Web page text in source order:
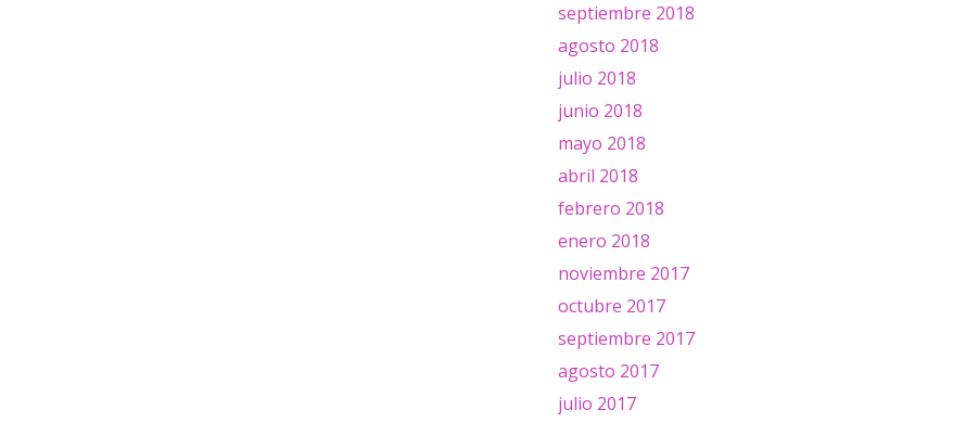
septiembre 2018
agosto 2018
julio 2018
junio 2018
mayo 2018
abril 2018
febrero 2018
enero 2018
noviembre 2017
octubre 2017
septiembre 2017
agosto 2017
julio 2017